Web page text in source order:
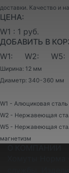
доставки. Качество и
ЦЕНА:
W1 : 1 руб.
ДОБАВИТЬ В
W1:
W2: W5:
Ширина: 12 мм
Диаметр: 340-360 мм
W1 - Алюциковая
W2 - Нержавеющая
W5 - Нержавеющая
магнетизм